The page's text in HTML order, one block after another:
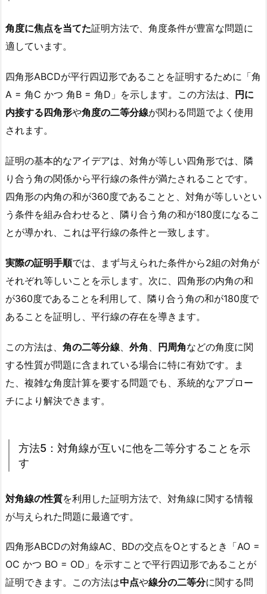
角度に焦点を当てた証明方法で、角度条件が豊富な問題に
適しています。
四角形ABCDが平行四辺形であることを証明するために「角
A = 角C かつ 角B = 角D」を示します。この方法は、
円に
内接する四角形や角度の二等分線が関わる問題でよく使用
されます。
証明の基本的なアイデアは、対角が等しい四角形では、隣
り合う角の関係から平行線の条件が満たされることです。
四角形の内角の和が360度であることと、対角が等しいとい
う条件を組み合わせると、隣り合う角の和が180度になるこ
とが導かれ、これは平行線の条件と一致します。
実際の証明手順では、まず与えられた条件から2組の対角が
それぞれ等しいことを示します。次に、四角形の内角の和
が360度であることを利用して、隣り合う角の和が180度で
あることを証明し、平行線の存在を導きます。
この方法は、 角の二等分線 外角 円周角などの角度に関
する性質が問題に含まれている場合に特に有効です。ま
た、複雑な角度計算を要する問題でも、系統的なアプロー
チにより解決できます。
方法5：対角線が互いに他を二等分することを示
す
対角線の性質を利用した証明方法で、対角線に関する情報
が与えられた問題に最適です。
四角形ABCDの対角線AC、BDの交点をOとするとき「AO =
OC かつ BO = OD」を示すことで平行四辺形であることが
証明できます。この方法は中点や線分の二等分に関する問